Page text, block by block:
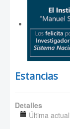
Estancias
Detalles
Última